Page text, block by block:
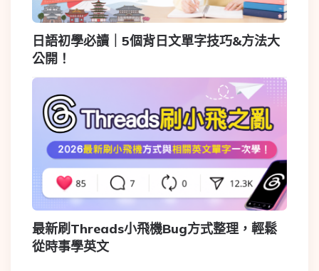
日語初學必讀｜5個背日文單字技巧&方法大
公開！
最新刷Threads小飛機Bug方式整理，輕鬆
從時事學英文